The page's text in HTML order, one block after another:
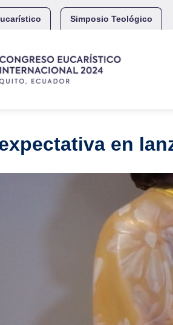
Simposio Teológico
en